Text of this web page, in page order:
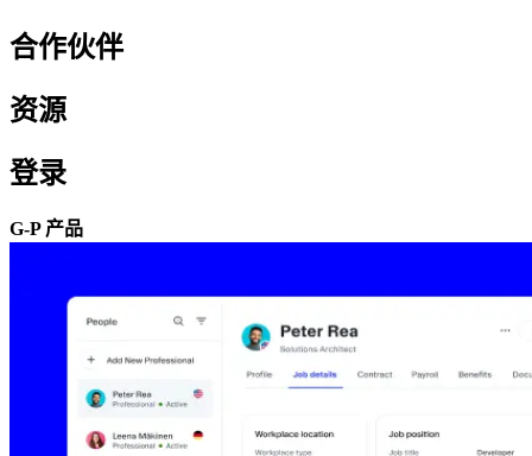
合作伙伴​​
资源​​
登录​​
G-P 产品​​